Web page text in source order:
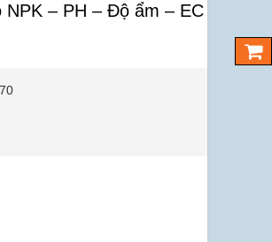
– PH – Độ ẩm – EC